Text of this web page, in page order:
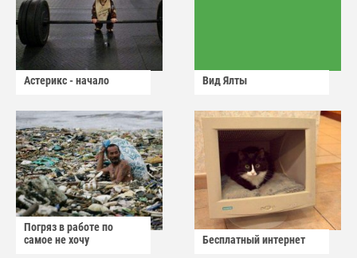
Астерикс - начало Вид Ялты
Погряз в работе по
самое не хочу
Бесплатный интернет